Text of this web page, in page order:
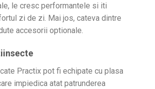
le cresc performantele si iti
zi de zi. Mai jos, cateva dintre
accesorii optionale.
Practix pot fi echipate cu plasa
impiedica atat patrunderea